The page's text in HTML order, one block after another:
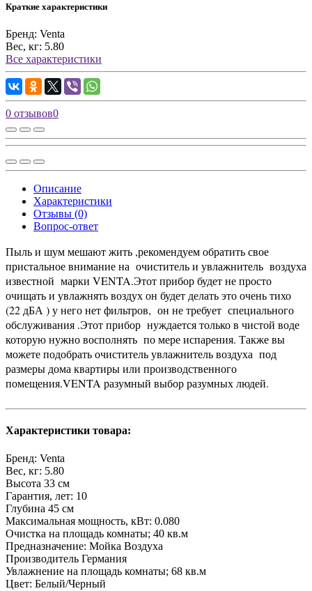
Краткие характеристики
Бренд: Venta
Вес, кг: 5.80
Все характеристики
0 отзывов0
Описание
Характеристики
Отзывы (0)
Вопрос-ответ
Пыль и шум мешают жить ,рекомендуем обратить свое
пристальное внимание на очиститель и увлажнитель воздуха
известной марки VENTA.Этот прибор будет не просто
очищать и увлажнять воздух он будет делать это очень тихо
(22 дБА ) у него нет фильтров, он не требует специального
обслуживания .Этот прибор нуждается только в чистой воде
которую нужно восполнять по мере испарения. Также вы
можете подобрать очиститель увлажнитель воздуха под
размеры дома квартиры или производственного
помещения.VENTA разумный выбор разумных людей.
Характеристики товара:
Бренд: Venta
Вес, кг: 5.80
Высота 33 см
Гарантия, лет: 10
Глубина 45 см
Максимальная мощность, кВт: 0.080
Очистка на площадь комнаты; 40 кв.м
Предназначение: Мойка Воздуха
Производитель Германия
Увлажнение на площадь комнаты; 68 кв.м
Цвет: Белый/Черный